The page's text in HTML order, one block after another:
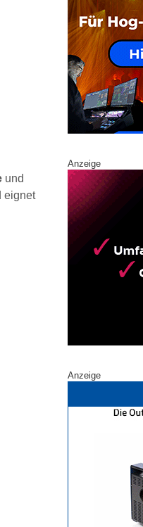
und
eignet
Anzeige
Anzeige